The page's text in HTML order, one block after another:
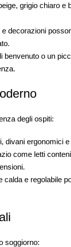
grigio chiaro e
decorazioni
benvenuto o un
degli ospiti:
divani ergonomici
come letti
calda e regolabile
soggiorno: